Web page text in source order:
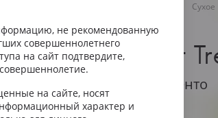
Сухое
Ferrari Brut
Феррари Брют Тренто
Артикул
не рекомендованную
совершеннолетнего
на сайт подтвердите,
на сайте, носят
характер и